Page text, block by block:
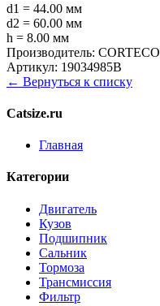
d1 = 44.00 мм
d2 = 60.00 мм
h = 8.00 мм
Производитель: CORTECO
Артикул: 19034985B
← Вернуться к списку
Catsize.ru
Главная
Категории
Двигатель
Кузов
Подшипник
Сальник
Тормоза
Трансмиссия
Фильтр